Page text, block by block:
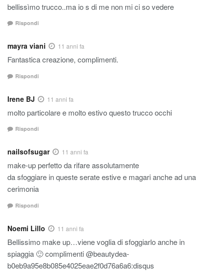
bellissìmo trucco..ma io s di me non mi ci so vedere
Rispondi
mayra viani 11 anni fa
Fantastica creazione, complimenti.
Rispondi
Irene BJ 11 anni fa
molto particolare e molto estivo questo trucco occhi
Rispondi
nailsofsugar 11 anni fa
make-up perfetto da rifare assolutamente
da sfoggiare in queste serate estive e magari anche ad una
cerimonia
Rispondi
Noemi Lillo 11 anni fa
Bellissimo make up…viene voglia di sfoggiarlo anche in
spiaggia 🙂 complimenti @beautydea-
b0eb9a95e8b085e4025eae2f0d76a6a6:disqus